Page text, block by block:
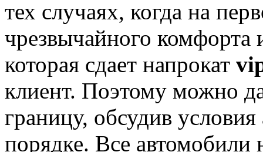
тех случаях, когда на
чрезвычайного
которая сдает напрокат
клиент. Поэтому можно
границу, обсудив
порядке. Все автомобили